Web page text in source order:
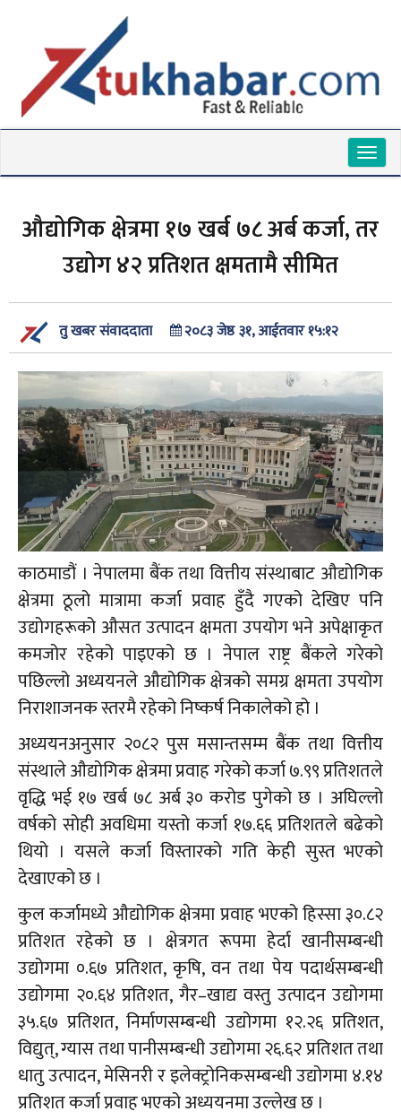
औद्योगिक क्षेत्रमा १७ खर्ब ७८ अर्ब कर्जा, तर
उद्योग ४२ प्रतिशत क्षमतामै सीमित
तु खबर संवाददाता २०८३ जेष्ठ ३१, आईतवार १५:१२
काठमाडौं । नेपालमा बैंक तथा वित्तीय संस्थाबाट औद्योगिक
क्षेत्रमा ठूलो मात्रामा कर्जा प्रवाह हुँदै गएको देखिए पनि
उद्योगहरूको औसत उत्पादन क्षमता उपयोग भने अपेक्षाकृत
कमजोर रहेको पाइएको छ । नेपाल राष्ट्र बैंकले गरेको
पछिल्लो अध्ययनले औद्योगिक क्षेत्रको समग्र क्षमता उपयोग
निराशाजनक स्तरमै रहेको निष्कर्ष निकालेको हो ।
अध्ययनअनुसार २०८२ पुस मसान्तसम्म बैंक तथा वित्तीय
संस्थाले औद्योगिक क्षेत्रमा प्रवाह गरेको कर्जा ७.९९ प्रतिशतले
वृद्धि भई १७ खर्ब ७८ अर्ब ३० करोड पुगेको छ । अघिल्लो
वर्षको सोही अवधिमा यस्तो कर्जा १७.६६ प्रतिशतले बढेको
थियो । यसले कर्जा विस्तारको गति केही सुस्त भएको
देखाएको छ ।
कुल कर्जामध्ये औद्योगिक क्षेत्रमा प्रवाह भएको हिस्सा ३०.८२
प्रतिशत रहेको छ । क्षेत्रगत रूपमा हेर्दा खानीसम्बन्धी
उद्योगमा ०.६७ प्रतिशत, कृषि, वन तथा पेय पदार्थसम्बन्धी
उद्योगमा २०.६४ प्रतिशत, गैर–खाद्य वस्तु उत्पादन उद्योगमा
३५.६७ प्रतिशत, निर्माणसम्बन्धी उद्योगमा १२.२६ प्रतिशत,
विद्युत्, ग्यास तथा पानीसम्बन्धी उद्योगमा २६.६२ प्रतिशत तथा
धातु उत्पादन, मेसिनरी र इलेक्ट्रोनिकसम्बन्धी उद्योगमा ४.१४
प्रतिशत कर्जा प्रवाह भएको अध्ययनमा उल्लेख छ ।